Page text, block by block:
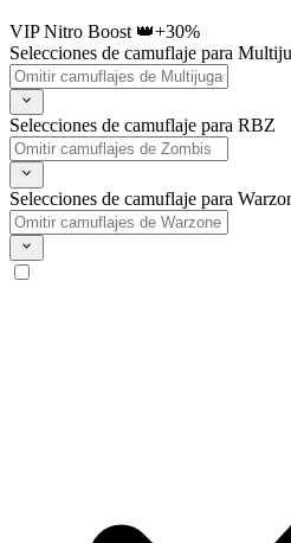
VIP Nitro Boost 👑+30%
Selecciones de camuflaje para
Selecciones de camuflaje para RBZ
Selecciones de camuflaje para